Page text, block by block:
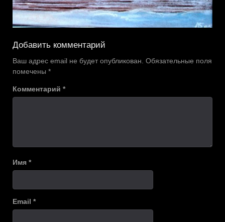
Добавить комментарий
Ваш адрес email не будет опубликован. Обязательные поля
помечены *
Комментарий *
Имя *
Email *